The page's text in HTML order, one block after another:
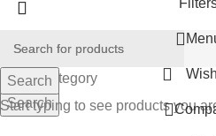
Select category
Search
Search
Start typing to see products you